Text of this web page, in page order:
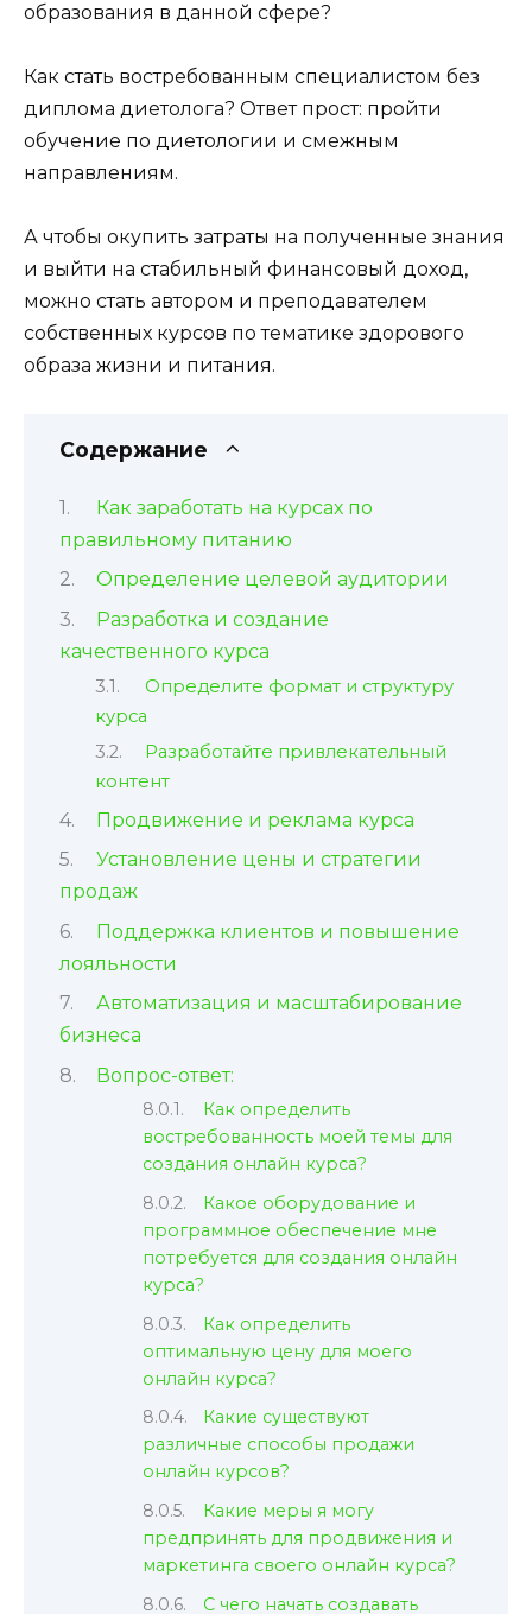
образования в данной сфере?
Как стать востребованным специалистом без
диплома диетолога? Ответ прост: пройти
обучение по диетологии и смежным
направлениям.
А чтобы окупить затраты на полученные знания
и выйти на стабильный финансовый доход,
можно стать автором и преподавателем
собственных курсов по тематике здорового
образа жизни и питания.
Содержание
Как заработать на курсах по
правильному питанию
Определение целевой аудитории
Разработка и создание
качественного курса
Определите формат и структуру
курса
Разработайте привлекательный
контент
Продвижение и реклама курса
Установление цены и стратегии
продаж
Поддержка клиентов и повышение
лояльности
Автоматизация и масштабирование
бизнеса
Вопрос-ответ:
Как определить
востребованность моей темы для
создания онлайн курса?
Какое оборудование и
программное обеспечение мне
потребуется для создания онлайн
курса?
Как определить
оптимальную цену для моего
онлайн курса?
Какие существуют
различные способы продажи
онлайн курсов?
Какие меры я могу
предпринять для продвижения и
маркетинга своего онлайн курса?
С чего начать создавать